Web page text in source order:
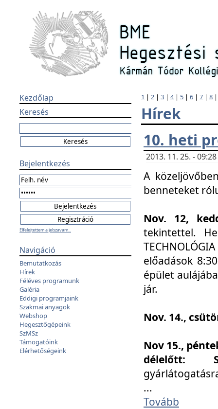
Kezdőlap
Keresés
Bejelentkezés
Elfelejtettem a jelszavam...
Navigáció
Bemutatkozás
Hírek
Féléves programunk
Galéria
Eddigi programjaink
Szakmai anyagok
Webshop
Hegesztőgépeink
SzMSz
Támogatóink
Elérhetőségeink
1 | 2 | 3 | 4| 5 | 6 | 7 | 8
Hírek
10. heti
2013. 11. 25. -
A
benneteket
Nov. 12,
tekintettel.
előadások
épület
jár.
Nov. 14.,
Nov 15.,
délelőtt:
...
Tovább